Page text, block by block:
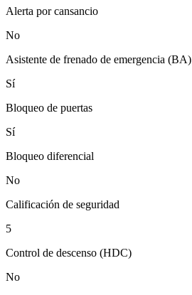
Alerta por cansancio
No
Asistente de frenado de emergencia (BA)
Sí
Bloqueo de puertas
Sí
Bloqueo diferencial
No
Calificación de seguridad
5
Control de descenso (HDC)
No